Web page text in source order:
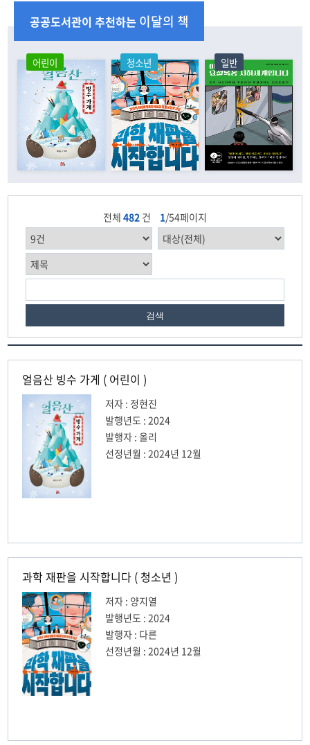
공공도서관이 추천하는 이달의 책
전체 482 건 1/54페이지
검색
얼음산 빙수 가게 ( 어린이 )
저자 : 정현진
발행년도 : 2024
발행자 : 올리
선정년월 : 2024년 12월
과학 재판을 시작합니다 ( 청소년 )
저자 : 양지열
발행년도 : 2024
발행자 : 다른
선정년월 : 2024년 12월